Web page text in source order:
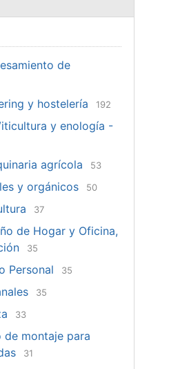
de
y hostelería 192
y enología -
agrícola 53
y orgánicos 50
37
de Hogar y Oficina,
35
Personal 35
35
33
de montaje para
31